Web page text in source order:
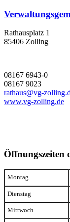
Rathausplatz 1
85406 Zolling
08167 6943-0
08167 9023
rathaus@vg-
www.vg-zolling.de
Öffnungszeiten
Montag
Dienstag
Mittwoch